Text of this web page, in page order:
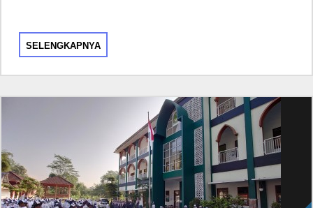
SELENGKAPNYA